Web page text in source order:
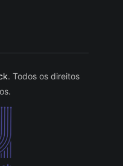
. Todos os direitos